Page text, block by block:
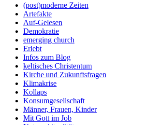
(post)moderne Zeiten
Artefakte
Auf-Gelesen
Demokratie
emerging church
Erlebt
Infos zum Blog
keltisches Christentum
Kirche und Zukunftsfragen
Klimakrise
Kollaps
Konsumgesellschaft
Männer, Frauen, Kinder
Mit Gott im Job